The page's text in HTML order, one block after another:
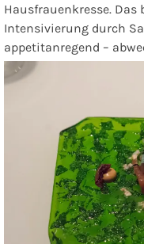
Hausfrauenkresse.
Intensivierung durch
appetitanregend –